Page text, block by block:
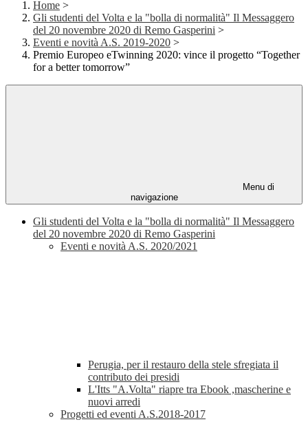
Home >
Gli studenti del Volta e la "bolla di normalità" Il Messaggero
del 20 novembre 2020 di Remo Gasperini >
Eventi e novità A.S. 2019-2020 >
Premio Europeo eTwinning 2020: vince il progetto “Together
for a better tomorrow”
Menu di
navigazione
Gli studenti del Volta e la "bolla di normalità" Il Messaggero
del 20 novembre 2020 di Remo Gasperini
Eventi e novità A.S. 2020/2021
Perugia, per il restauro della stele sfregiata il
contributo dei presidi
L'Itts "A.Volta" riapre tra Ebook ,mascherine e
nuovi arredi
Progetti ed eventi A.S.2018-2017